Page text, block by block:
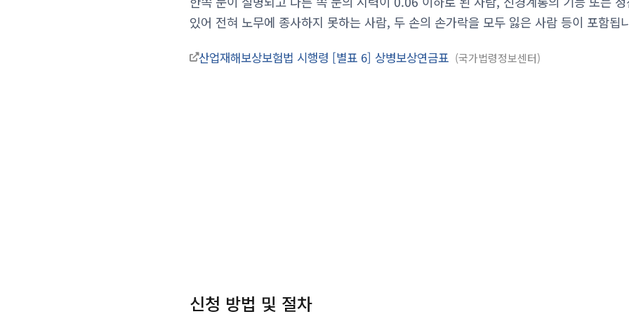
있어 전혀 노무에 종사하지 못하는 사람, 두 손의 손가락을 모두 잃은 사람 등이 포함됩
산업재해보상보험법 시행령 [별표 6] 상병보상연금표 국가법령정보센터
신청 방법 및 절차